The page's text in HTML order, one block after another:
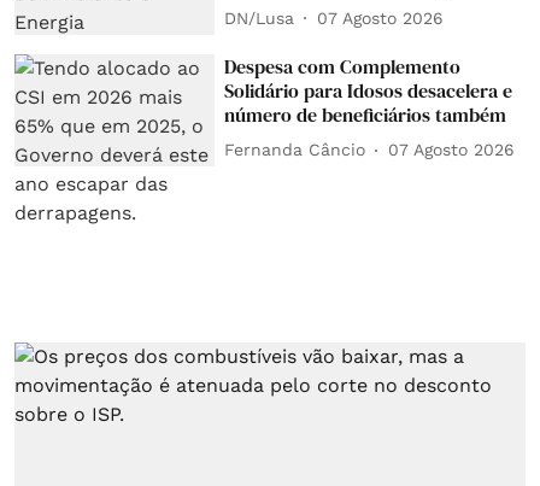
DN/Lusa 07 Agosto 2026
Despesa com Complemento
Solidário para Idosos desacelera e
número de beneficiários também
Fernanda Câncio 07 Agosto 2026